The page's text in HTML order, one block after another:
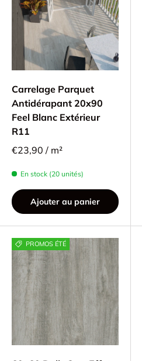
Carrelage Parquet
Antidérapant 20x90
Feel Blanc Extérieur
R11
€23,90 / m²
En stock (20 unités)
Ajouter au panier
PROMOS ÉTÉ